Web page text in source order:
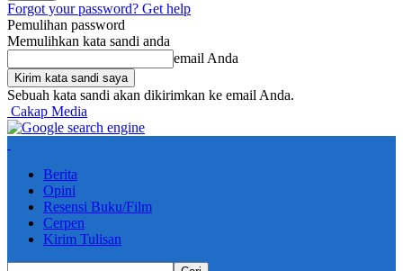
Forgot your password? Get help
Pemulihan password
Memulihkan kata sandi anda
email Anda
Sebuah kata sandi akan dikirimkan ke email Anda.
Cakap Media
Berita
Opini
Resensi Buku/Film
Cerpen
Kirim Tulisan